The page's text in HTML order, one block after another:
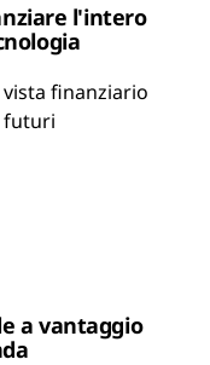
l'intero
finanziario
futuri
a vantaggio